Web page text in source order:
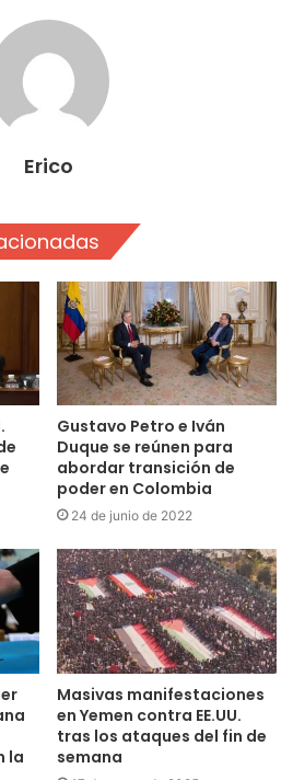
Erico
Gustavo Petro e Iván
Duque se reúnen para
abordar transición de
poder en Colombia
24 de junio de 2022
la
Masivas manifestaciones
en Yemen contra EE.UU.
tras los ataques del fin de
semana